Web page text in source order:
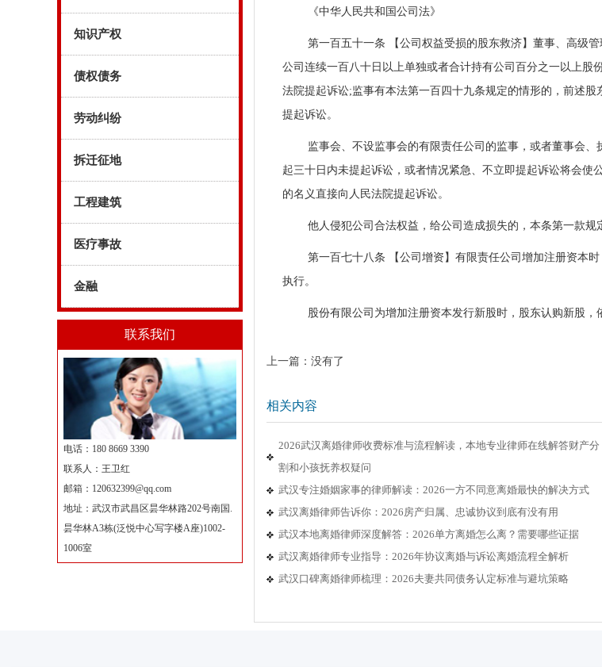
《中华人民共和国公司法》
第一百五十一条 【公司权益受损的股东救济】董事、高级
公司连续一百八十日以上单独或者合计持有公司百分之一以上
法院提起诉讼;监事有本法第一百四十九条规定的情形的，前述
提起诉讼。
监事会、不设监事会的有限责任公司的监事，或者董事会
起三十日内未提起诉讼，或者情况紧急、不立即提起诉讼将会
的名义直接向人民法院提起诉讼。
他人侵犯公司合法权益，给公司造成损失的，本条第一款规
第一百七十八条 【公司增资】有限责任公司增加注册资本
执行。
股份有限公司为增加注册资本发行新股时，股东认购新股，
上一篇：没有了
相关内容
2026武汉离婚律师收费标准与流程解读，本地专业律师在线解答财产分
割和小孩抚养权疑问
武汉专注婚姻家事的律师解读：2026一方不同意离婚最快的解决方式
武汉离婚律师告诉你：2026房产归属、忠诚协议到底有没有用
武汉本地离婚律师深度解答：2026单方离婚怎么离？需要哪些证据
武汉离婚律师专业指导：2026年协议离婚与诉讼离婚流程全解析
武汉口碑离婚律师梳理：2026夫妻共同债务认定标准与避坑策略
知识产权
债权债务
劳动纠纷
拆迁征地
工程建筑
医疗事故
金融
联系我们
电话：180 8669 3390
联系人：王卫红
邮箱： 120632399@qq.com
地址：武汉市武昌区昙华林路202号南国.
昙华林A3栋(泛悦中心写字楼A座)1002-
1006室